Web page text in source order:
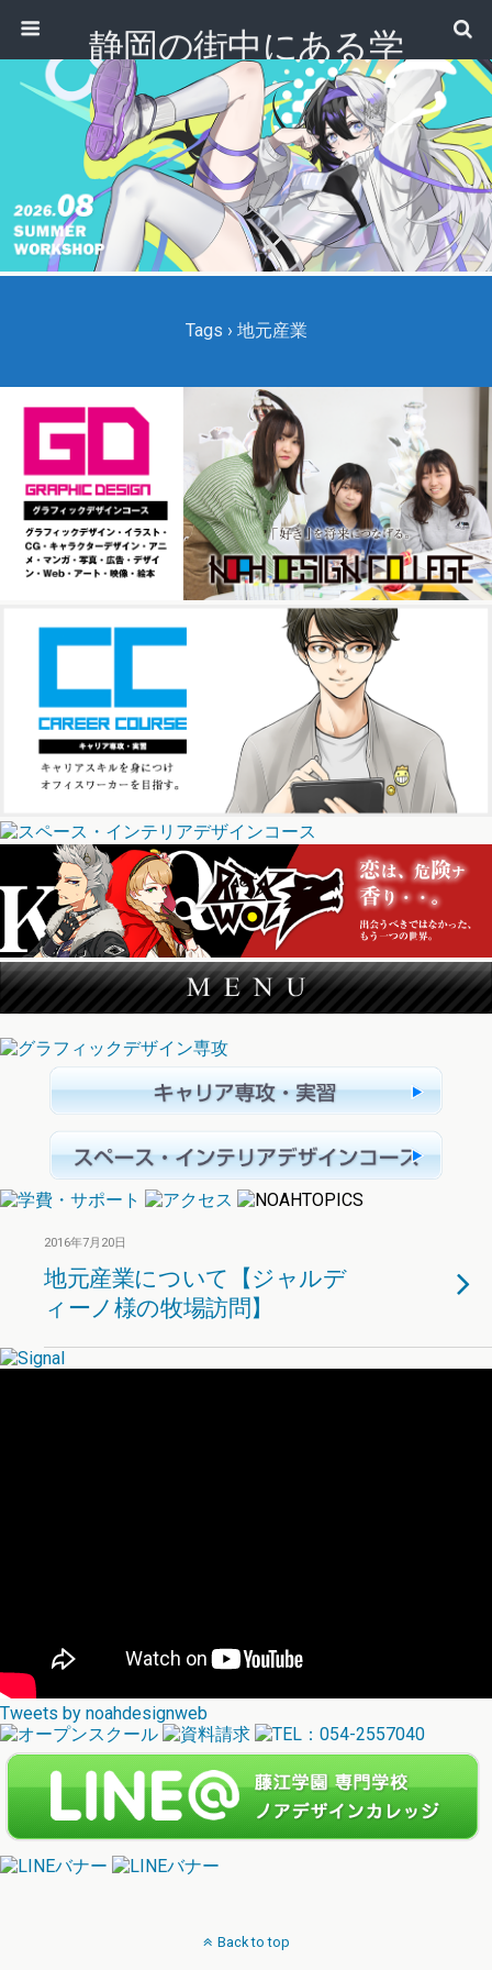
静岡の街中にある学
校｜専門学校 ノアデ
ザインカレッジ
Tags › 地元産業
2016年7月20日
地元産業について【ジャルデ
ィーノ様の牧場訪問】
Tweets by noahdesignweb
Back to top